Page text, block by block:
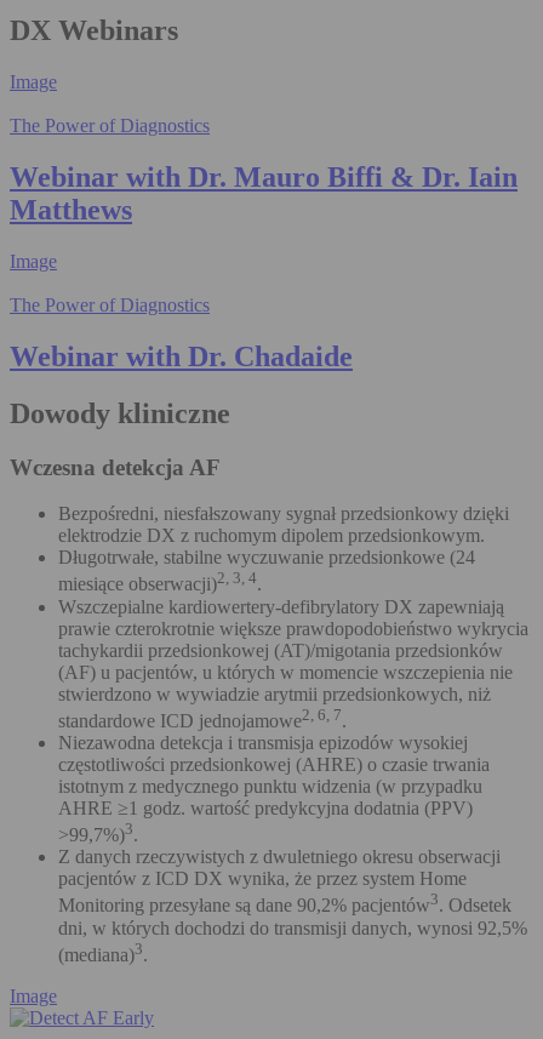
DX Webinars
Image
The Power of Diagnostics
Webinar with Dr. Mauro Biffi & Dr. Iain
Matthews
Image
The Power of Diagnostics
Webinar with Dr. Chadaide
Dowody kliniczne
Wczesna detekcja AF
Bezpośredni, niesfałszowany sygnał przedsionkowy dzięki
elektrodzie DX z ruchomym dipolem przedsionkowym.
Długotrwałe, stabilne wyczuwanie przedsionkowe (24
miesiące obserwacji)2, 3, 4.
Wszczepialne kardiowertery-defibrylatory DX zapewniają
prawie czterokrotnie większe prawdopodobieństwo wykrycia
tachykardii przedsionkowej (AT)/migotania przedsionków
(AF) u pacjentów, u których w momencie wszczepienia nie
stwierdzono w wywiadzie arytmii przedsionkowych, niż
standardowe ICD jednojamowe2, 6, 7.
Niezawodna detekcja i transmisja epizodów wysokiej
częstotliwości przedsionkowej (AHRE) o czasie trwania
istotnym z medycznego punktu widzenia (w przypadku
AHRE ≥1 godz. wartość predykcyjna dodatnia (PPV)
>99,7%)3.
Z danych rzeczywistych z dwuletniego okresu obserwacji
pacjentów z ICD DX wynika, że przez system Home
Monitoring przesyłane są dane 90,2% pacjentów3. Odsetek
dni, w których dochodzi do transmisji danych, wynosi 92,5%
(mediana)3.
Image